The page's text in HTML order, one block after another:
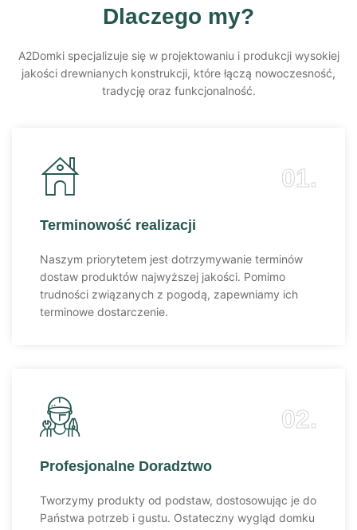
Dlaczego my?
A2Domki specjalizuje się w projektowaniu i produkcji wysokiej
jakości drewnianych konstrukcji, które łączą nowoczesność,
tradycję oraz funkcjonalność.
01.
Terminowość realizacji
Naszym priorytetem jest dotrzymywanie terminów
dostaw produktów najwyższej jakości. Pomimo
trudności związanych z pogodą, zapewniamy ich
terminowe dostarczenie.
02.
Profesjonalne Doradztwo
Tworzymy produkty od podstaw, dostosowując je do
Państwa potrzeb i gustu. Ostateczny wygląd domku